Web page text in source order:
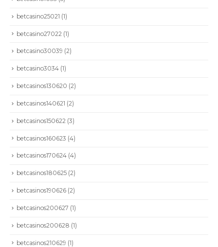
betcasino25021 (1)
betcasino27022 (1)
betcasino30039 (2)
betcasino3034 (1)
betcasinos130620 (2)
betcasinos140621 (2)
betcasinos150622 (3)
betcasinos160623 (4)
betcasinos170624 (4)
betcasinos180625 (2)
betcasinos190626 (2)
betcasinos200627 (1)
betcasinos200628 (1)
betcasinos210629 (1)